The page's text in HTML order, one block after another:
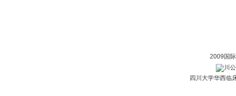
2009国
川
四川大学华西临